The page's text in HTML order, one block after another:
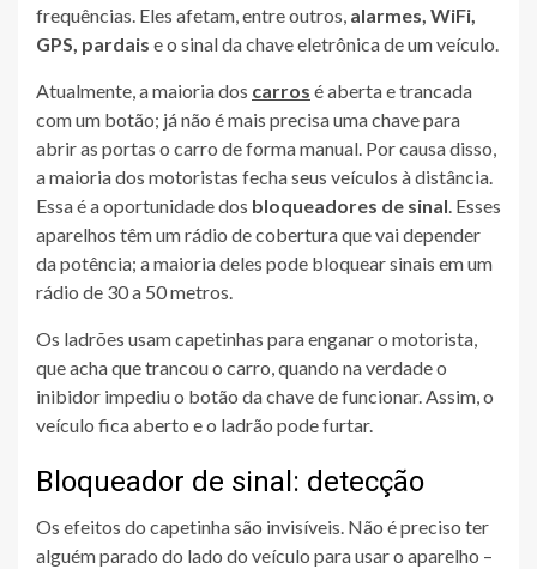
frequências. Eles afetam, entre outros, alarmes, WiFi,
GPS, pardais e o sinal da chave eletrônica de um veículo.
Atualmente, a maioria dos carros é aberta e trancada
com um botão; já não é mais precisa uma chave para
abrir as portas o carro de forma manual. Por causa disso,
a maioria dos motoristas fecha seus veículos à distância.
Essa é a oportunidade dos bloqueadores de sinal. Esses
aparelhos têm um rádio de cobertura que vai depender
da potência; a maioria deles pode bloquear sinais em um
rádio de 30 a 50 metros.
Os ladrões usam capetinhas para enganar o motorista,
que acha que trancou o carro, quando na verdade o
inibidor impediu o botão da chave de funcionar. Assim, o
veículo fica aberto e o ladrão pode furtar.
Bloqueador de sinal: detecção
Os efeitos do capetinha são invisíveis. Não é preciso ter
alguém parado do lado do veículo para usar o aparelho –